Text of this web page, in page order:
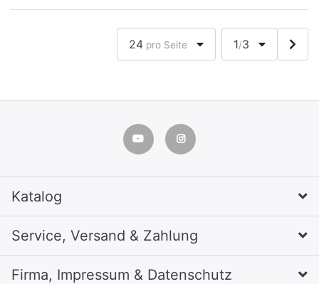
24 pro Seite 1/3
Katalog
Service, Versand & Zahlung
Firma, Impressum & Datenschutz